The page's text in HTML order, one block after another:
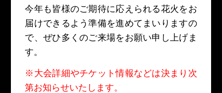
今年も皆様のご期待に応えられる花火をお
届けできるよう準備を進めてまいりますの
で、ぜひ多くのご来場をお願い申し上げま
す。
※大会詳細やチケット情報などは決まり次
第お知らせいたします。